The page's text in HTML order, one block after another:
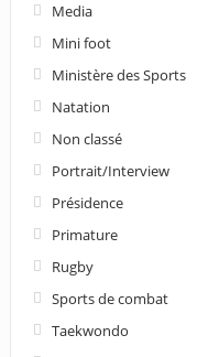
Media
Mini foot
Ministère des Sports
Natation
Non classé
Portrait/Interview
Présidence
Primature
Rugby
Sports de combat
Taekwondo